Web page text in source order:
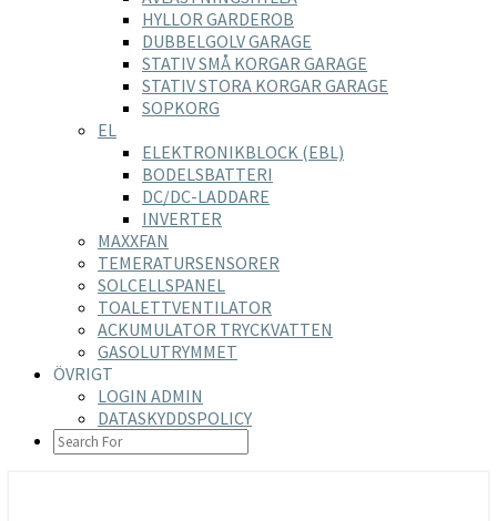
HYLLOR GARDEROB
DUBBELGOLV GARAGE
STATIV SMÅ KORGAR GARAGE
STATIV STORA KORGAR GARAGE
SOPKORG
EL
ELEKTRONIKBLOCK (EBL)
BODELSBATTERI
DC/DC-LADDARE
INVERTER
MAXXFAN
TEMERATURSENSORER
SOLCELLSPANEL
TOALETTVENTILATOR
ACKUMULATOR TRYCKVATTEN
GASOLUTRYMMET
ÖVRIGT
LOGIN ADMIN
DATASKYDDSPOLICY
SEARCH
ICON